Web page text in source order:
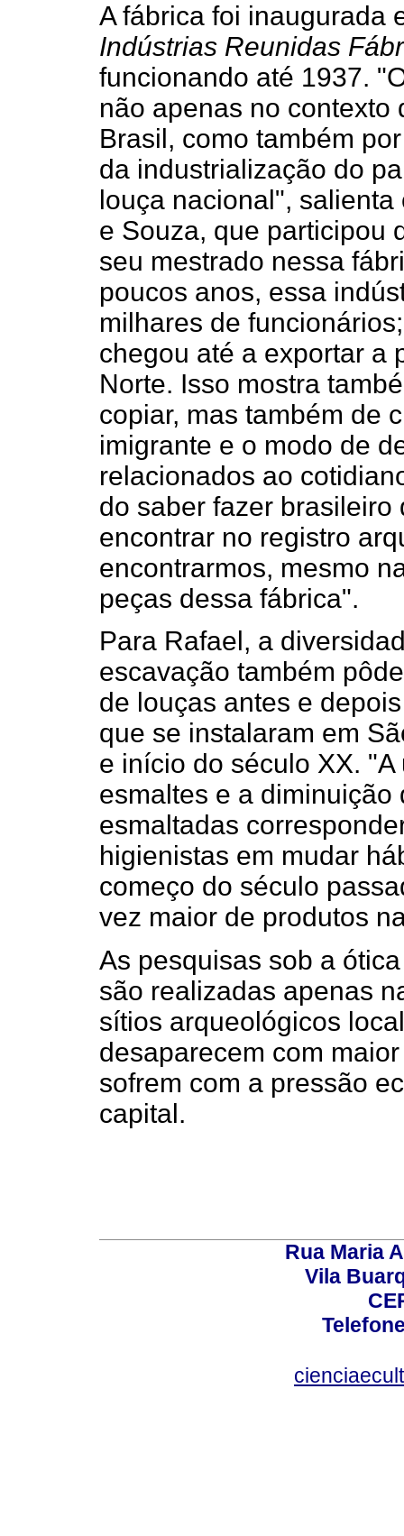
A fábrica foi inaugurada
Indústrias Reunidas
funcionando até 1937.
não apenas no
Brasil, como também
da industrialização do
louça nacional",
e Souza, que participou
seu mestrado nessa
poucos anos, essa
milhares de
chegou até a exportar a
Norte. Isso mostra
copiar, mas também de
imigrante e o modo de
relacionados ao
do saber fazer
encontrar no registro
encontrarmos, mesmo
peças dessa fábrica".
Para Rafael, a
escavação também
de louças antes e
que se instalaram em
e início do século XX.
esmaltes e a diminuição
esmaltadas
higienistas em mudar
começo do século
vez maior de produtos
As pesquisas sob a
são realizadas apenas
sítios arqueológicos
desaparecem com
sofrem com a pressão
capital.
Rua Maria
Vila